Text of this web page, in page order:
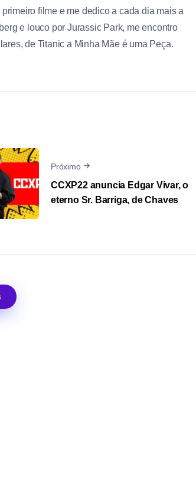
filme e me dedico a cada dia mais a
e louco por Jurassic Park, me encontro
de Titanic a Minha Mãe é uma Peça.
Próximo
CCXP22 anuncia Edgar Vivar, o
eterno Sr. Barriga, de Chaves